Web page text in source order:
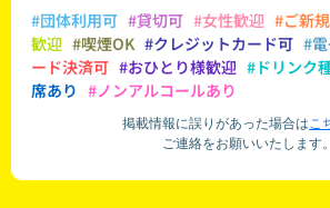
#団体利用可 #貸切可 #女性歓迎 #ご新
歓迎 #喫煙OK #クレジットカード可 #
ード決済可 #おひとり様歓迎 #ドリンク
席あり #ノンアルコールあり
掲載情報に誤りがあった場合はこ
ご連絡をお願いいたします。